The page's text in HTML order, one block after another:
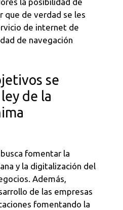
que de verdad se les
de internet de
de navegación
se
de la
fomentar la
y la digitalización del
Además,
de las empresas
fomentando la